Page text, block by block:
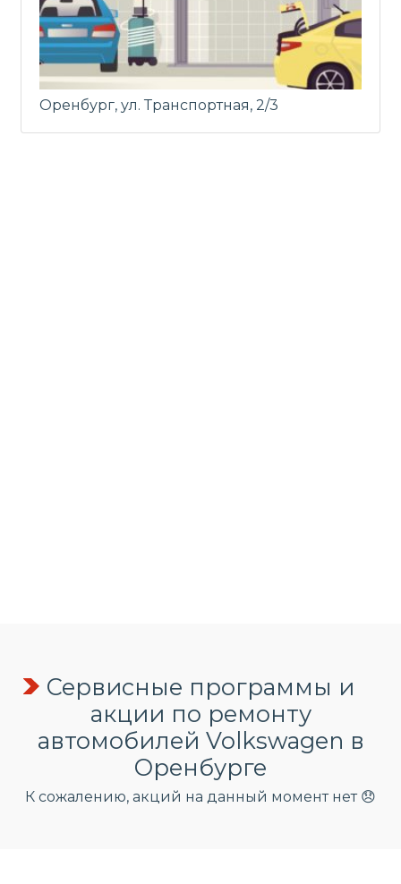
Оренбург, ул. Транспортная, 2/3
Сервисные программы и
акции по ремонту
автомобилей Volkswagen в
Оренбурге
К сожалению, акций на данный момент нет 😞